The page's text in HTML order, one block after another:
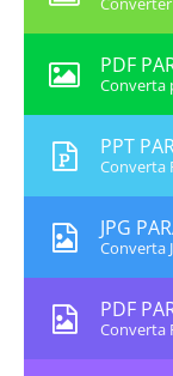
PDF
Converta
PPT
Converta
JPG
Converta
PDF
Converta